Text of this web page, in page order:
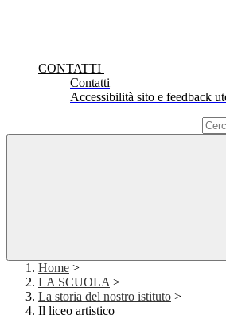
CONTATTI
Contatti
Accessibilità sito e feedback
Home >
LA SCUOLA >
La storia del nostro istituto >
Il liceo artistico